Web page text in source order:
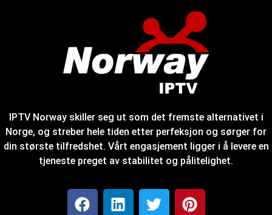
IPTV Norway skiller seg ut som det fremste alternativet i
Norge, og streber hele tiden etter perfeksjon og sørger for
din største tilfredshet. Vårt engasjement ligger i å levere en
tjeneste preget av stabilitet og pålitelighet.